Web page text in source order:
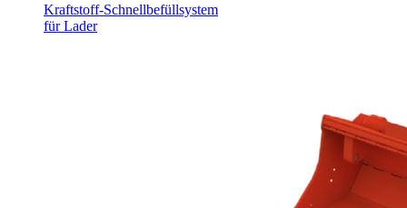
Kraftstoff-Schnellbefüllsystem
für Lader